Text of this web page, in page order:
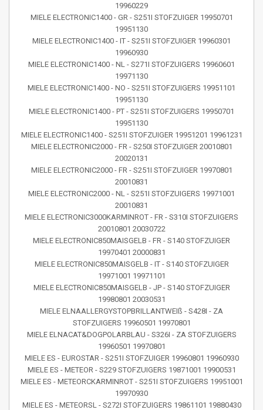
19960229
MIELE ELECTRONIC1400 - GR - S251I STOFZUIGER 19950701
19951130
MIELE ELECTRONIC1400 - IT - S251I STOFZUIGER 19960301
19960930
MIELE ELECTRONIC1400 - NL - S271I STOFZUIGERS 19960601
19971130
MIELE ELECTRONIC1400 - NO - S251I STOFZUIGERS 19951101
19951130
MIELE ELECTRONIC1400 - PT - S251I STOFZUIGERS 19950701
19951130
MIELE ELECTRONIC1400 - S251I STOFZUIGER 19951201 19961231
MIELE ELECTRONIC2000 - FR - S250I STOFZUIGER 20010801
20020131
MIELE ELECTRONIC2000 - FR - S251I STOFZUIGER 19970801
20010831
MIELE ELECTRONIC2000 - NL - S251I STOFZUIGERS 19971001
20010831
MIELE ELECTRONIC3000KARMINROT - FR - S310I STOFZUIGERS
20010801 20030722
MIELE ELECTRONIC850MAISGELB - FR - S140 STOFZUIGER
19970401 20000831
MIELE ELECTRONIC850MAISGELB - IT - S140 STOFZUIGER
19971001 19971101
MIELE ELECTRONIC850MAISGELB - JP - S140 STOFZUIGER
19980801 20030531
MIELE ELNAALLERGYSTOPBRILLANTWEIß - S428I - ZA
STOFZUIGERS 19960501 19970801
MIELE ELNACAT&DOGPOLARBLAU - S326I - ZA STOFZUIGERS
19960501 19970801
MIELE ES - EUROSTAR - S251I STOFZUIGER 19960801 19960930
MIELE ES - METEOR - S229 STOFZUIGERS 19871001 19900531
MIELE ES - METEORCKARMINROT - S251I STOFZUIGERS 19951001
19970930
MIELE ES - METEORSL - S272I STOFZUIGERS 19861101 19880430